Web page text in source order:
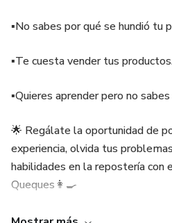
▪️No sabes por qué se hundió tu
▪️Te cuesta vender tus
▪️Quieres aprender pero no
🌟 Regálate la oportunidad de
experiencia, olvida tus
habilidades en la repostería con
Queques👩‍🍳
🍀 Aprenderás desde lo más